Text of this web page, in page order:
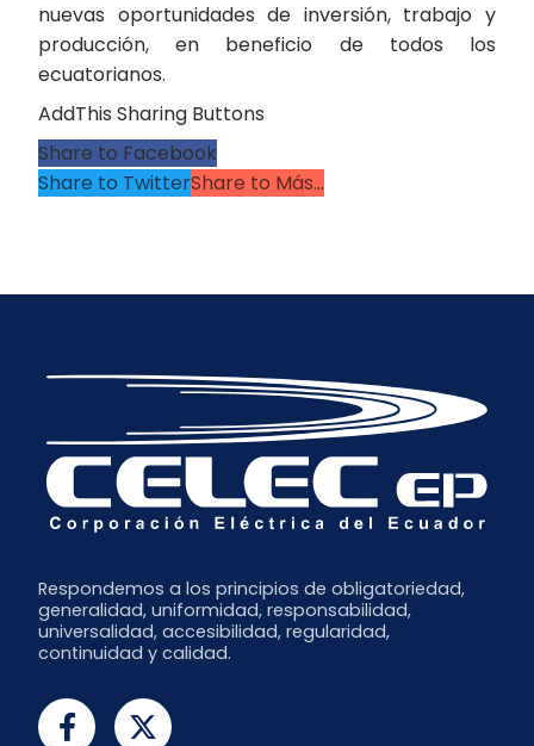
nuevas oportunidades de inversión, trabajo y
producción, en beneficio de todos los
ecuatorianos.
AddThis Sharing Buttons
Share to Facebook
Share to TwitterShare to Más…
Respondemos a los principios de obligatoriedad,
generalidad, uniformidad, responsabilidad,
universalidad, accesibilidad, regularidad,
continuidad y calidad.